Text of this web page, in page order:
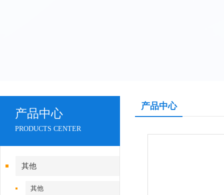
产品中心
PRODUCTS CENTER
其他
其他
产品中心